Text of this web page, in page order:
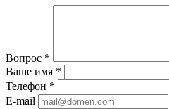
Вопрос *
Ваше имя *
Телефон *
E-mail